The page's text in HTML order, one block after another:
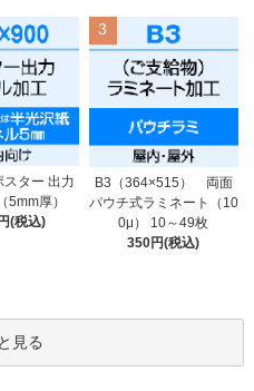
ター 出力
5mm厚）
(税込)
3
B3（364×515） 両面
パウチ式ラミネート（10
0μ） 10～49枚
350円(税込)
見る